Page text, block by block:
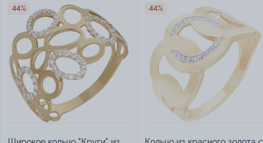
44% 44%